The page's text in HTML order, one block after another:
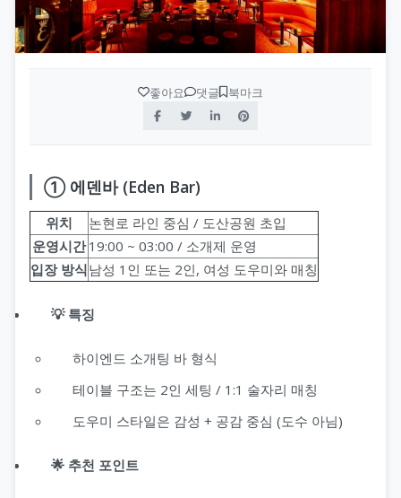
좋아요 댓글 북마크
① 에덴바 (Eden Bar)
위치
논현로 라인 중심 / 도산공원 초입
운영시간 19:00 ~ 03:00 / 소개제 운영
입장 방식남성 1인 또는 2인, 여성 도우미와 매칭
💡 특징
하이엔드 소개팅 바 형식
테이블 구조는 2인 세팅 / 1:1 술자리 매칭
도우미 스타일은 감성 + 공감 중심 (도수 아님)
🌟 추천 포인트